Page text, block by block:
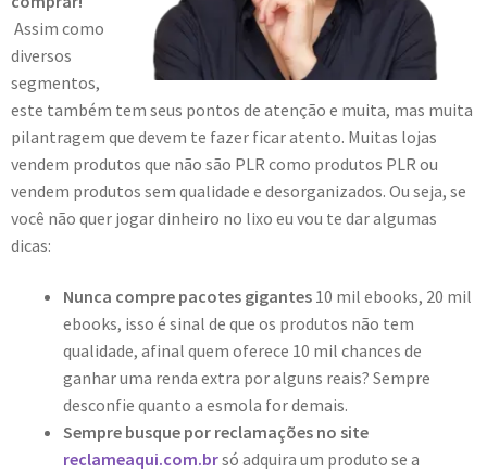
Assim como
diversos
segmentos,
este também tem seus pontos de atenção e muita, mas muita
pilantragem que devem te fazer ficar atento. Muitas lojas
vendem produtos que não são PLR como produtos PLR ou
vendem produtos sem qualidade e desorganizados. Ou seja, se
você não quer jogar dinheiro no lixo eu vou te dar algumas
dicas:
Nunca compre pacotes gigantes 10 mil ebooks, 20 mil
ebooks, isso é sinal de que os produtos não tem
qualidade, afinal quem oferece 10 mil chances de
ganhar uma renda extra por alguns reais? Sempre
desconfie quanto a esmola for demais.
Sempre busque por reclamações no site
reclameaqui.com.brsó adquira um produto se a